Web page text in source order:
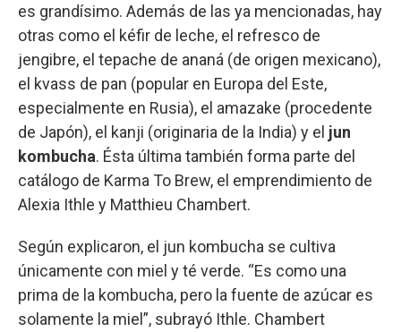
es grandísimo. Además de las ya mencionadas, hay
otras como el kéfir de leche, el refresco de
jengibre, el tepache de ananá (de origen mexicano),
el kvass de pan (popular en Europa del Este,
especialmente en Rusia), el amazake (procedente
de Japón), el kanji (originaria de la India) y el jun
kombucha. Ésta última también forma parte del
catálogo de Karma To Brew, el emprendimiento de
Alexia Ithle y Matthieu Chambert.
Según explicaron, el jun kombucha se cultiva
únicamente con miel y té verde. “Es como una
prima de la kombucha, pero la fuente de azúcar es
solamente la miel”, subrayó Ithle. Chambert